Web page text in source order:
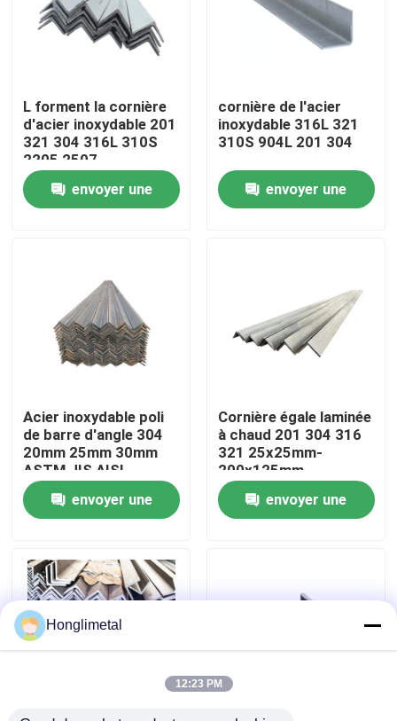
Maison
Vidéos
Visite d'usine
Contrôle de qualité
Nouvelles
Cas
L forment la cornière
d'acier inoxydable 201
321 304 316L 310S
2205 2507
envoyer une
cornière de l'acier
inoxydable 316L 321
310S 904L 201 304
envoyer une
Acier inoxydable poli
de barre d'angle 304
20mm 25mm 30mm
ASTM JIS AISI
envoyer une
Cornière égale laminée
à chaud 201 304 316
321 25x25mm-
200x125mm
envoyer une
Honglimetal
12:23 PM